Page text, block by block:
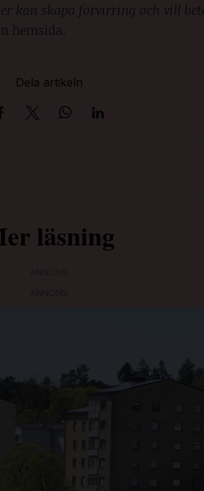
kan skapa förvirring och vill
hemsida.
Dela artikeln
läsning